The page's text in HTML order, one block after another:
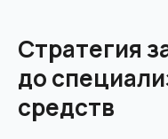
Стратегия
до
средств